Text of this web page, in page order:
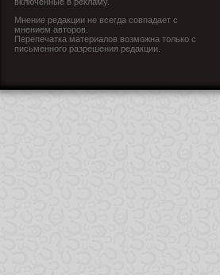
Мнение редакции не всегда совпадает с
мнением авторов.
Перепечатка материалов возможна только с
письменного разрешения редакции.